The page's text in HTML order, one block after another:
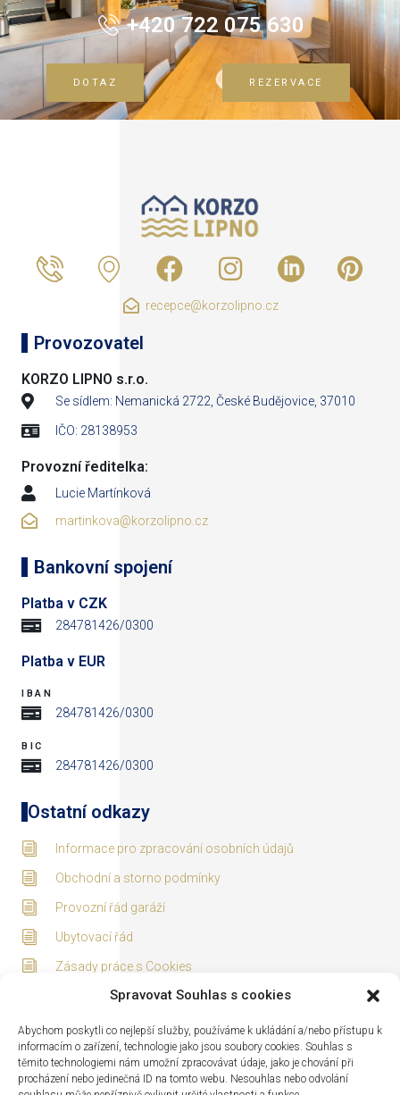
Spravovat Souhlas s cookies
Abychom poskytli co nejlepší služby, používáme k ukládání a/nebo přístupu k
informacím o zařízení, technologie jako jsou soubory cookies. Souhlas s
těmito technologiemi nám umožní zpracovávat údaje, jako je chování při
procházení nebo jedinečná ID na tomto webu. Nesouhlas nebo odvolání
+420 722 075 630
DOTAZ REZERVACE
recepce@korzolipno.cz
Provozovatel
KORZO LIPNO s.r.o.
Se sídlem: Nemanická 2722, České Budějovice, 37010
IČO: 28138953
Provozní ředitelka:
Lucie Martínková
martinkova@korzolipno.cz
Bankovní spojení
Platba v CZK
284781426/0300
Platba v EUR
IBAN
284781426/0300
BIC
284781426/0300
Ostatní odkazy
Informace pro zpracování osobních údajů
Obchodní a storno podmínky
Provozní řád garáží
Ubytovací řád
Zásady práce s Cookies